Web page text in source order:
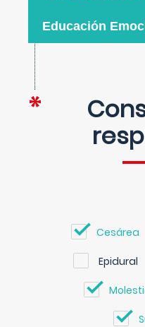
Educación
Cesárea
Epidural